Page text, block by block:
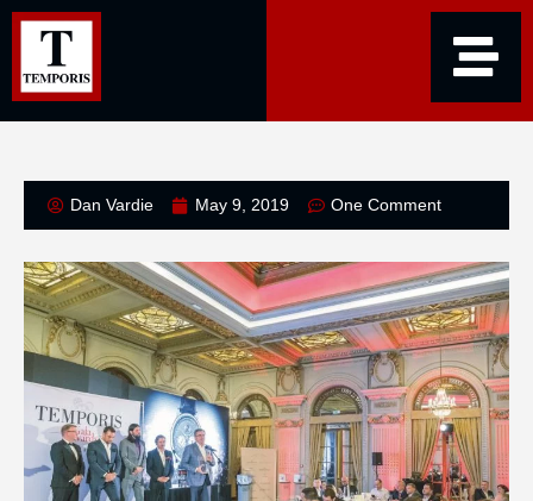
Dan Vardie May 9, 2019 One Comment